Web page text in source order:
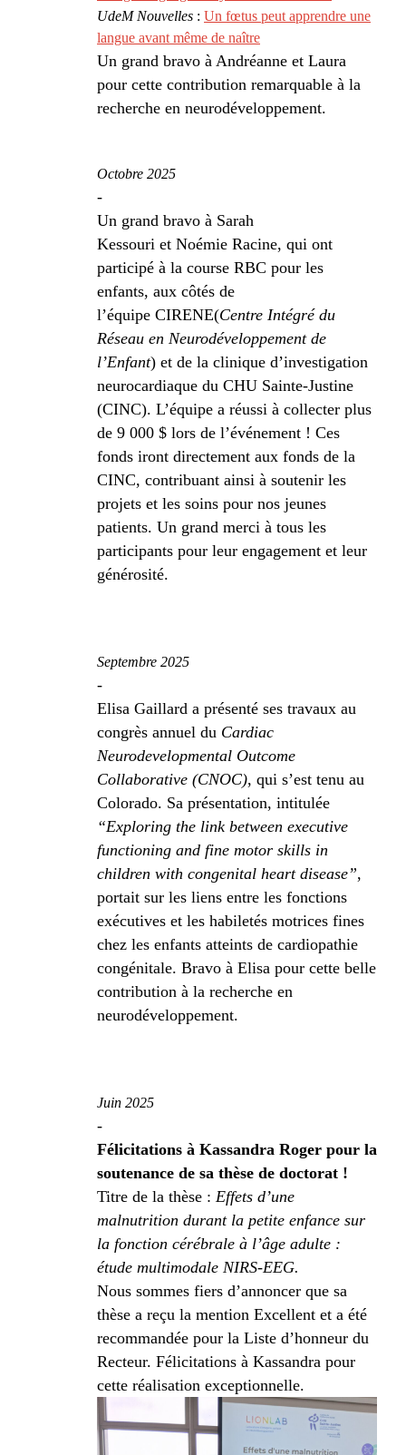
UdeM Nouvelles : Un fœtus peut apprendre une
langue avant même de naître
Un grand bravo à Andréanne et Laura
pour cette contribution remarquable à la
recherche en neurodéveloppement.
Octobre 2025
-
Un grand bravo à Sarah
Kessouri et Noémie Racine, qui ont
participé à la course RBC pour les
enfants, aux côtés de
l’équipe CIRENE(Centre Intégré du
Réseau en Neurodéveloppement de
l’Enfant) et de la clinique d’investigation
neurocardiaque du CHU Sainte-Justine
(CINC). L’équipe a réussi à collecter plus
de 9 000 $ lors de l’événement ! Ces
fonds iront directement aux fonds de la
CINC, contribuant ainsi à soutenir les
projets et les soins pour nos jeunes
patients. Un grand merci à tous les
participants pour leur engagement et leur
générosité.
Septembre 2025
-
Elisa Gaillard a présenté ses travaux au
congrès annuel du Cardiac
Neurodevelopmental Outcome
Collaborative (CNOC), qui s’est tenu au
Colorado. Sa présentation, intitulée
“Exploring the link between executive
functioning and fine motor skills in
children with congenital heart disease”,
portait sur les liens entre les fonctions
exécutives et les habiletés motrices fines
chez les enfants atteints de cardiopathie
congénitale. Bravo à Elisa pour cette belle
contribution à la recherche en
neurodéveloppement.
Juin 2025
-
Félicitations à Kassandra Roger pour la
soutenance de sa thèse de doctorat !
Titre de la thèse : Effets d’une
malnutrition durant la petite enfance sur
la fonction cérébrale à l’âge adulte :
étude multimodale NIRS‑EEG.
Nous sommes fiers d’annoncer que sa
thèse a reçu la mention Excellent et a été
recommandée pour la Liste d’honneur du
Recteur. Félicitations à Kassandra pour
cette réalisation exceptionnelle.